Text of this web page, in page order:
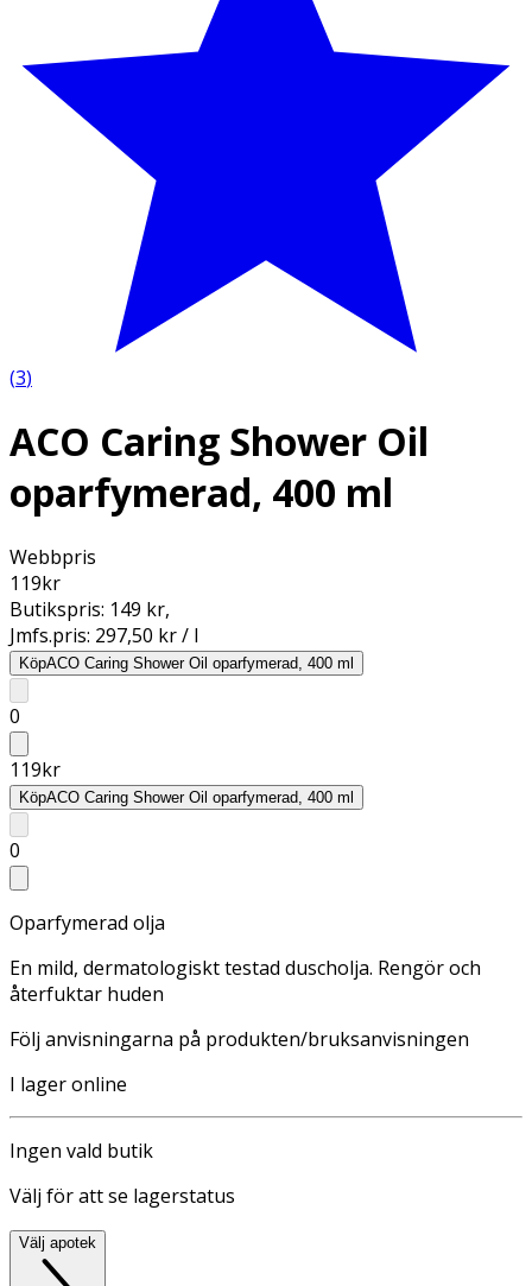
(3)
ACO Caring Shower Oil
oparfymerad, 400 ml
Webbpris
119kr
Butikspris: 149 kr,
Jmfs.pris: 297,50 kr / l
KöpACO Caring Shower Oil oparfymerad, 400 ml
0
119kr
KöpACO Caring Shower Oil oparfymerad, 400 ml
0
Oparfymerad olja
En mild, dermatologiskt testad duscholja. Rengör och
återfuktar huden
Följ anvisningarna på produkten/bruksanvisningen
I lager online
Ingen vald butik
Välj för att se lagerstatus
Välj apotek